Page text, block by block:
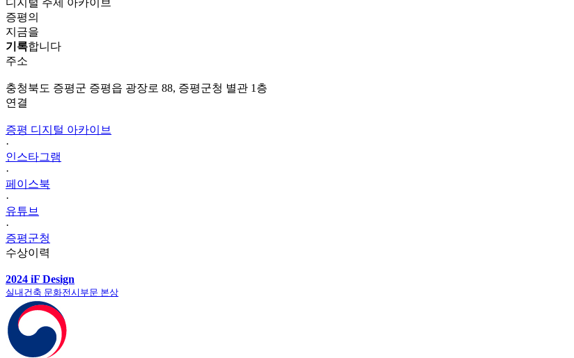
증평의
지금을
기록합니다
주소
충청북도 증평군 증평읍 광장로 88, 증평군청 별관 1층
연결
증평 디지털 아카이브
·
인스타그램
·
페이스북
·
유튜브
·
증평군청
수상이력
2024 iF Design
실내건축 문화전시부문 본상